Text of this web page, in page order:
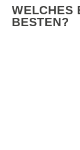
WELCHES
BESTEN?